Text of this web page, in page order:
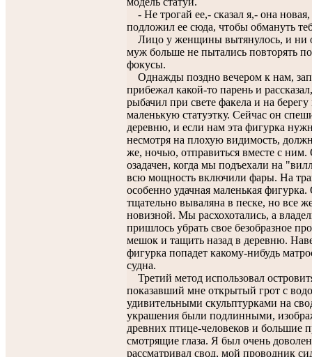
- Не трогай ее,- сказал я,- она новая,
подложил ее сюда, чтобы обмануть
Лицо у женщины вытянулось, и ни
муж больше не пытались повторять
фокусы.
Однажды поздно вечером к нам,
прибежал какой-то парень и
рыбачил при свете факела и на
маленькую статуэтку. Сейчас он
деревню, и если нам эта фигурка
несмотря на плохую видимость,
же, ночью, отправиться вместе с
озадачен, когда мы подъехали на
всю мощность включили фары. На
особенно удачная маленькая
тщательно вываляна в песке, но все
новизной. Мы расхохотались, а
пришлось убрать свое безобразное
мешок и тащить назад в деревню.
фигурка попадет какому-нибудь
судна.
Третий метод использовал
показавший мне открытый грот с
удивительными скульптурками на
украшения были подлинными,
древних птице-человеков и большие
смотрящие глаза. Я был очень
рассматривал свод, мой проводник